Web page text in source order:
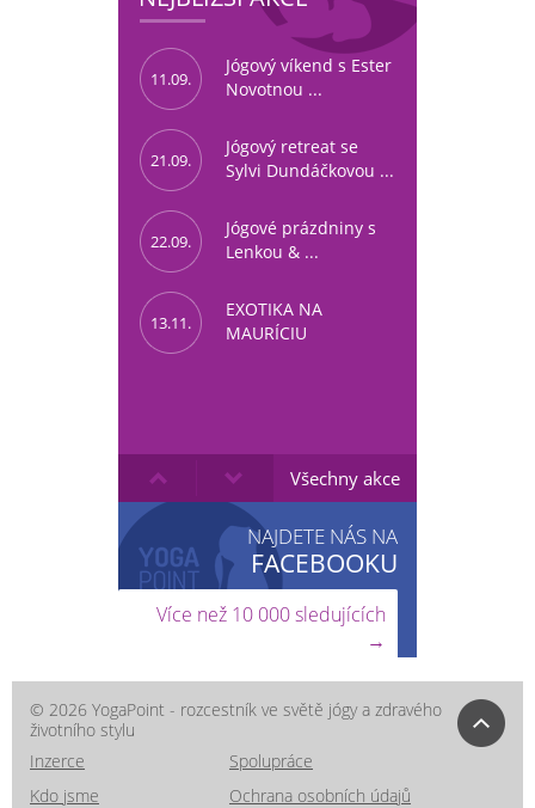
11.09.
Jógový víkend s Ester
Novotnou ...
21.09.
Jógový retreat se
Sylvi Dundáčkovou ...
22.09.
Jógové prázdniny s
Lenkou & ...
13.11.
EXOTIKA NA
MAURÍCIU
Všechny akce
NAJDETE NÁS NA
FACEBOOKU
Více než 10 000 sledujících
→
© 2026 YogaPoint - rozcestník ve světě jógy a zdravého
životního stylu
Inzerce
Spolupráce
Kdo jsme
Ochrana osobních údajů